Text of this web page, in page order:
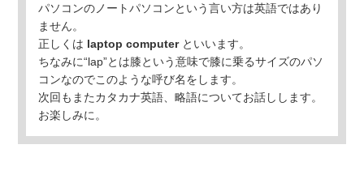
パソコンのノートパソコンという言い方は英語ではあり
ません。
正しくは laptop computerといいます。
ちなみに“lap”とは膝という意味で膝に乗るサイズのパソ
コンなのでこのような呼び名をします。
次回もまたカタカナ英語、略語についてお話しします。
お楽しみに。